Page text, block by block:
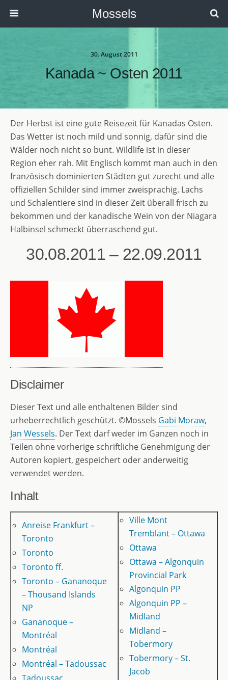
Mossels
30. August 2011
Kanada ~ Osten 2011
Der Herbst ist eine gute Reisezeit für Kanadas Osten.
Das Wetter ist noch mild und sonnig, dafür sind die
Wälder noch nicht so bunt. Wildlife ist in dieser
Region eher rah. Mit Englisch kommt man auch in den
französisch dominierten Städten gut zurecht und alle
offiziellen Schilder sind immer zweisprachig. Lachs
und Schalentiere sind in dieser Zeit überall frisch zu
bekommen und der kanadische Wein von der Niagara
Halbinsel schmeckt überraschend gut.
30.08.2011 – 22.09.2011
Disclaimer
Dieser Text und alle enthaltenen Bilder sind
urheberrechtlich geschützt. ©Mossels Gabi Moraw,
Jan Wessels. Der Text darf weder im Ganzen noch in
Teilen ohne vorherige schriftliche Genehmigung der
Autoren kopiert, gespeichert oder anderweitig
verwendet werden.
Inhalt
Anreise Frankfurt –
Toronto
Toronto
Toronto ff.
Toronto – Gananoque
– Thousand Islands
NP
Gananoque –
Montréal
Montréal
Montréal – Tadoussac
Ville Mont
Tremblant – Ottawa
Ottawa
Ottawa – Algonquin
Provincial Park
Algonquin PP
Algonquin PP –
Midland
Midland –
Tobermory
Tobermory – St.
Jacob